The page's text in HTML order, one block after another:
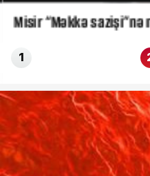
Misir “Məkkə sazişi”nə
1